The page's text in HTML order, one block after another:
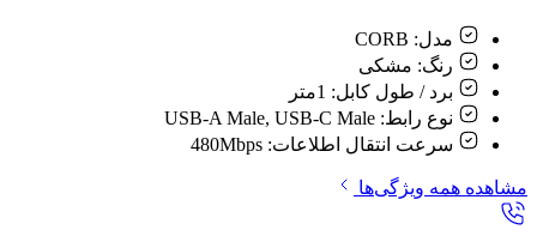
مدل: CORB
رنگ: مشکی
برد / طول کابل: 1متر
نوع رابط: USB-A Male, USB-C Male
سرعت انتقال اطلاعات: 480Mbps
مشاهده همه ویژگی‌ها